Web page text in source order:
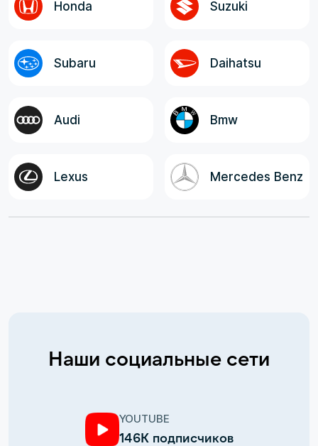
Honda Suzuki
Subaru Daihatsu
Audi Bmw
Lexus Mercedes Benz
Наши социальные сети
YOUTUBE
146К подписчиков